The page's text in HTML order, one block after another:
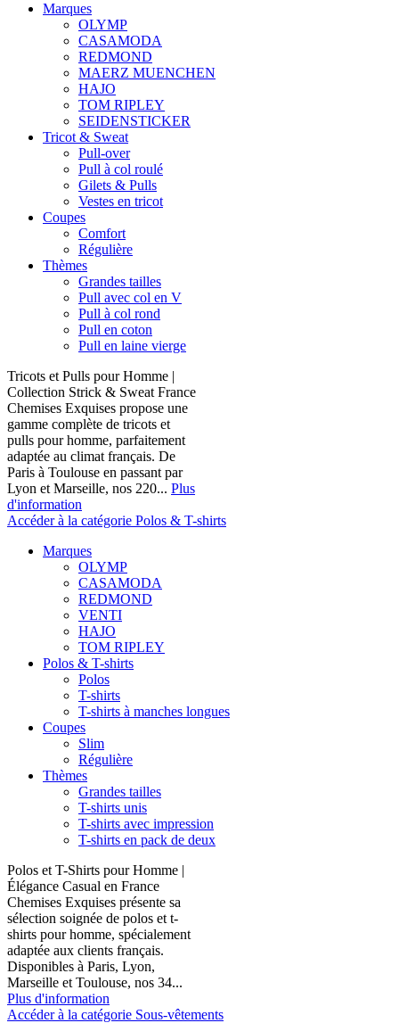
Marques
OLYMP
CASAMODA
REDMOND
MAERZ MUENCHEN
HAJO
TOM RIPLEY
SEIDENSTICKER
Tricot & Sweat
Pull-over
Pull à col roulé
Gilets & Pulls
Vestes en tricot
Coupes
Comfort
Régulière
Thèmes
Grandes tailles
Pull avec col en V
Pull à col rond
Pull en coton
Pull en laine vierge
Tricots et Pulls pour Homme |
Collection Strick & Sweat France
Chemises Exquises propose une
gamme complète de tricots et
pulls pour homme, parfaitement
adaptée au climat français. De
Paris à Toulouse en passant par
Lyon et Marseille, nos 220... Plus
d'information
Accéder à la catégorie Polos & T-shirts
Marques
OLYMP
CASAMODA
REDMOND
VENTI
HAJO
TOM RIPLEY
Polos & T-shirts
Polos
T-shirts
T-shirts à manches longues
Coupes
Slim
Régulière
Thèmes
Grandes tailles
T-shirts unis
T-shirts avec impression
T-shirts en pack de deux
Polos et T-Shirts pour Homme |
Élégance Casual en France
Chemises Exquises présente sa
sélection soignée de polos et t-
shirts pour homme, spécialement
adaptée aux clients français.
Disponibles à Paris, Lyon,
Marseille et Toulouse, nos 34...
Plus d'information
Accéder à la catégorie Sous-vêtements